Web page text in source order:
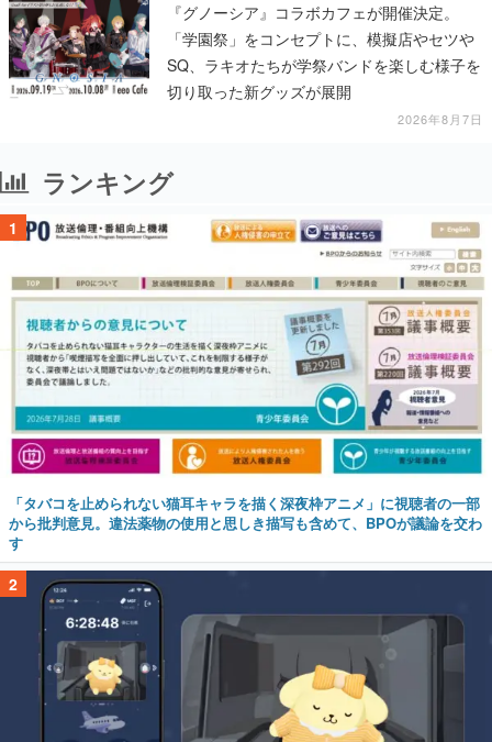
『グノーシア』コラボカフェが開催決定。
「学園祭」をコンセプトに、模擬店やセツや
SQ、ラキオたちが学祭バンドを楽しむ様子を
切り取った新グッズが展開
2026年8月7日
ランキング
1
「タバコを止められない猫耳キャラを描く深夜枠アニメ」に視聴者の一部
から批判意見。違法薬物の使用と思しき描写も含めて、BPOが議論を交わ
す
2